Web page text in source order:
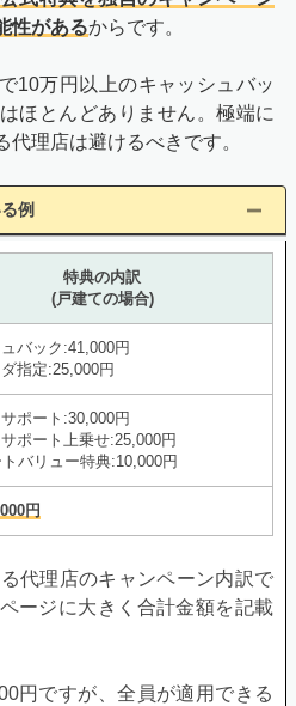
トウェイ)
ブック
利用にあたって
性があるからです。
10万円以上のキャッシュバッ
ほとんどありません。極端に
理店は避けるべきです。
例
特典の内訳
(戸建ての場合)
バック:41,000円
指定:25,000円
ポート:30,000円
ポート上乗せ:25,000円
バリュー特典:10,000円
円
代理店のキャンペーン内訳で
ージに大きく合計金額を記載
円ですが、全員が適用できる